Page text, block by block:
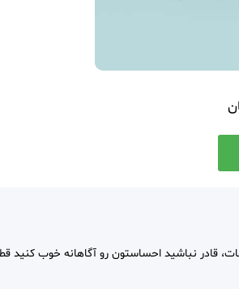
قادر نباشید احساستون رو آگاهانه خوب کنید